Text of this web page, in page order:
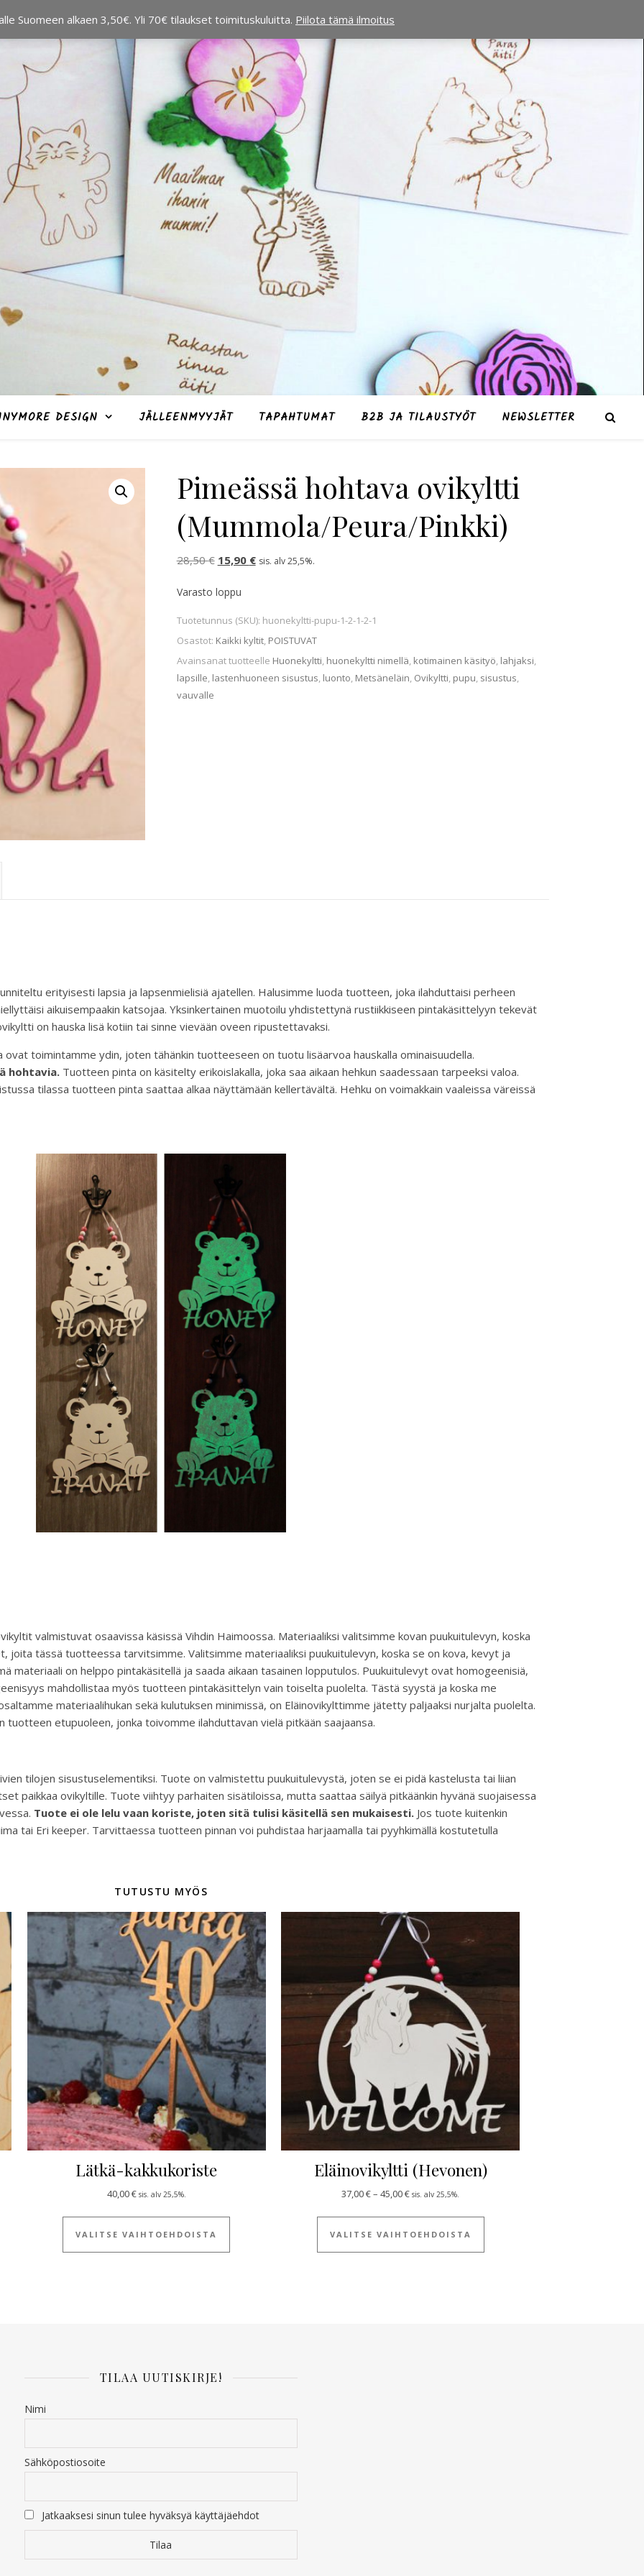
DESIGN JÄLLEENMYYJÄT TAPAHTUMAT B2B JA TILAUSTYÖT NEWSLETTER
Pimeässä hohtava ovikyltti
(Mummola/Peura/Pinkki)
28,50€ Alkuperäinen hinta oli: 28,50 €.
15,90 €Nykyinen hinta on: 15,90 €.
sis. alv 25,5%.
Varasto loppu
Tuotetunnus (SKU): huonekyltti-pupu-1-2-1-2-1
Osastot: Kaikki kyltit, POISTUVAT
Avainsanat tuotteelle Huonekyltti, huonekyltti nimellä, kotimainen käsityö, lahjaksi,
lapsille, lastenhuoneen sisustus, luonto, Metsäneläin, Ovikyltti, pupu, sisustus,
vauvalle
erityisesti lapsia ja lapsenmielisiä ajatellen. Halusimme luoda tuotteen, joka ilahduttaisi perheen
aikuisempaakin katsojaa. Yksinkertainen muotoilu yhdistettynä rustiikkiseen pintakäsittelyyn tekevät
on hauska lisä kotiin tai sinne vievään oveen ripustettavaksi.
toimintamme ydin, joten tähänkin tuotteeseen on tuotu lisäarvoa hauskalla ominaisuudella.
hohtavia. Tuotteen pinta on käsitelty erikoislakalla, joka saa aikaan hehkun saadessaan tarpeeksi valoa.
tilassa tuotteen pinta saattaa alkaa näyttämään kellertävältä. Hehku on voimakkain vaaleissa väreissä
valmistuvat osaavissa käsissä Vihdin Haimoossa. Materiaaliksi valitsimme kovan puukuitulevyn, koska
joita tässä tuotteessa tarvitsimme. Valitsimme materiaaliksi puukuitulevyn, koska se on kova, kevyt ja
materiaali on helppo pintakäsitellä ja saada aikaan tasainen lopputulos. Puukuitulevyt ovat homogeenisiä,
mahdollistaa myös tuotteen pintakäsittelyn vain toiselta puolelta. Tästä syystä ja koska me
materiaalihukan sekä kulutuksen minimissä, on Eläinovikylttimme jätetty paljaaksi nurjalta puolelta.
tuotteen etupuoleen, jonka toivomme ilahduttavan vielä pitkään saajaansa.
tilojen sisustuselementiksi. Tuote on valmistettu puukuitulevystä, joten se ei pidä kastelusta tai liian
paikkaa ovikyltille. Tuote viihtyy parhaiten sisätiloissa, mutta saattaa säilyä pitkäänkin hyvänä suojaisessa
Tuote ei ole lelu vaan koriste, joten sitä tulisi käsitellä sen mukaisesti. Jos tuote kuitenkin
tai Eri keeper. Tarvittaessa tuotteen pinnan voi puhdistaa harjaamalla tai pyyhkimällä kostutetulla
TUTUSTU MYÖS
Lätkä-kakkukoriste
40,00€ sis. alv 25,5%.
VALITSE VAIHTOEHDOISTA
Tällä tuotteella on useampi muunnelma. Voit tehdä valinnat tuotteen sivulla.
Eläinovikyltti (Hevonen)
37,00€– 45,00€Hintaluokka: 37,00 € - 45,00 €
sis. alv 25,5%.
VALITSE VAIHTOEHDOISTA
Tällä tuotteella on useampi
TILAA UUTISKIRJE!
Nimi
Sähköpostiosoite
Jatkaaksesi sinun tulee hyväksyä käyttäjäehdot
Suomeen alkaen 3,50€. Yli 70€ tilaukset toimituskuluitta. Piilota tämä ilmoitus